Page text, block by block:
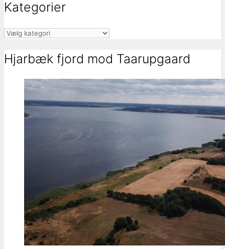
Kategorier
Kategorier
Hjarbæk fjord mod Taarupgaard